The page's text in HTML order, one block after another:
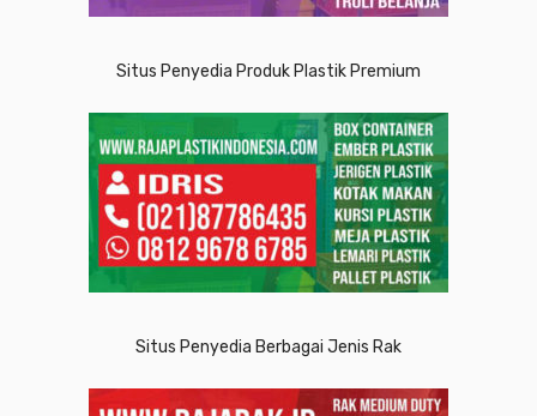
Situs Penyedia Produk Plastik Premium
Situs Penyedia Berbagai Jenis Rak